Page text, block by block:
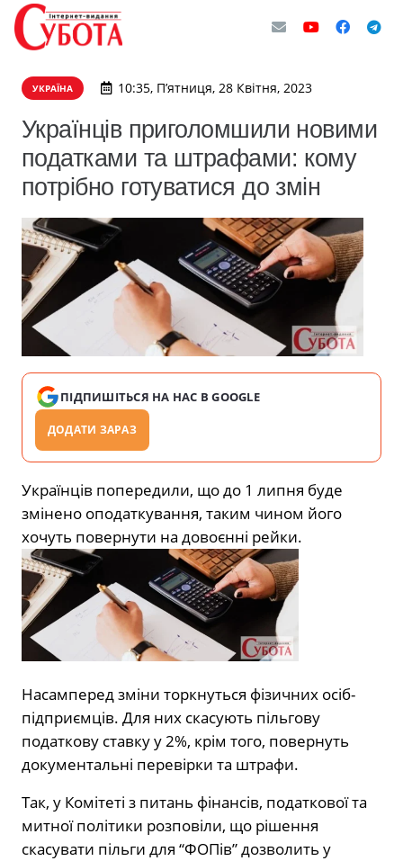
УКРАЇНА 10:35, П’ятниця, 28 Квітня, 2023
Українців приголомшили новими
податками та штрафами: кому
потрібно готуватися до змін
ПІДПИШІТЬСЯ НА НАС В GOOGLE
ДОДАТИ ЗАРАЗ
Українців попередили, що до 1 липня буде
змінено оподаткування, таким чином його
хочуть повернути на довоєнні рейки.
Насамперед зміни торкнуться фізичних осіб-
підприємців. Для них скасують пільгову
податкову ставку у 2%, крім того, повернуть
документальні перевірки та штрафи.
Так, у Комітеті з питань фінансів, податкової та
митної політики розповіли, що рішення
скасувати пільги для “ФОПів” дозволить у